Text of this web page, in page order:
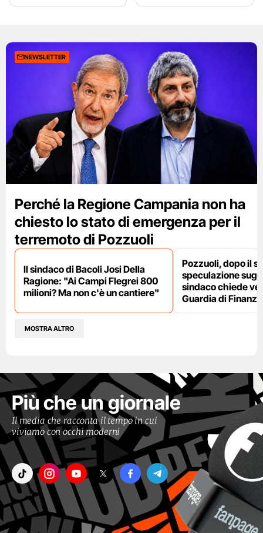
NEWSLETTER
Perché la Regione Campania non ha
chiesto lo stato di emergenza per il
terremoto di Pozzuoli
Il sindaco di Bacoli Josi Della
Ragione: "Ai Campi Flegrei 800
milioni? Ma non c'è un cantiere"
Pozzuoli, dopo il
speculazione
sindaco chiede
Guardia di Finanza
MOSTRA ALTRO
Più che un giornale
Il media che racconta il tempo in cui
viviamo con occhi moderni